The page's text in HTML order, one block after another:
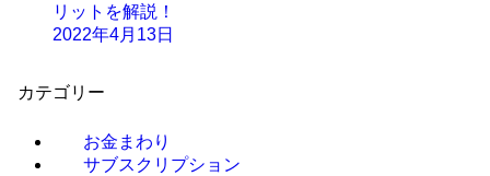
リットを解説！
2022年4月13日
カテゴリー
お金まわり
サブスクリプション